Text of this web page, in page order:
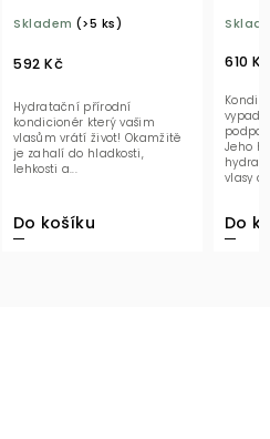
Skladem (>5 ks)
592 Kč
Do košíku
Hydratační přírodní
kondicionér který vašim
vlasům vrátí život! Okamžitě
je zahalí do hladkosti,
lehkosti a...
610 Kč
Do
Jeho
vlasy